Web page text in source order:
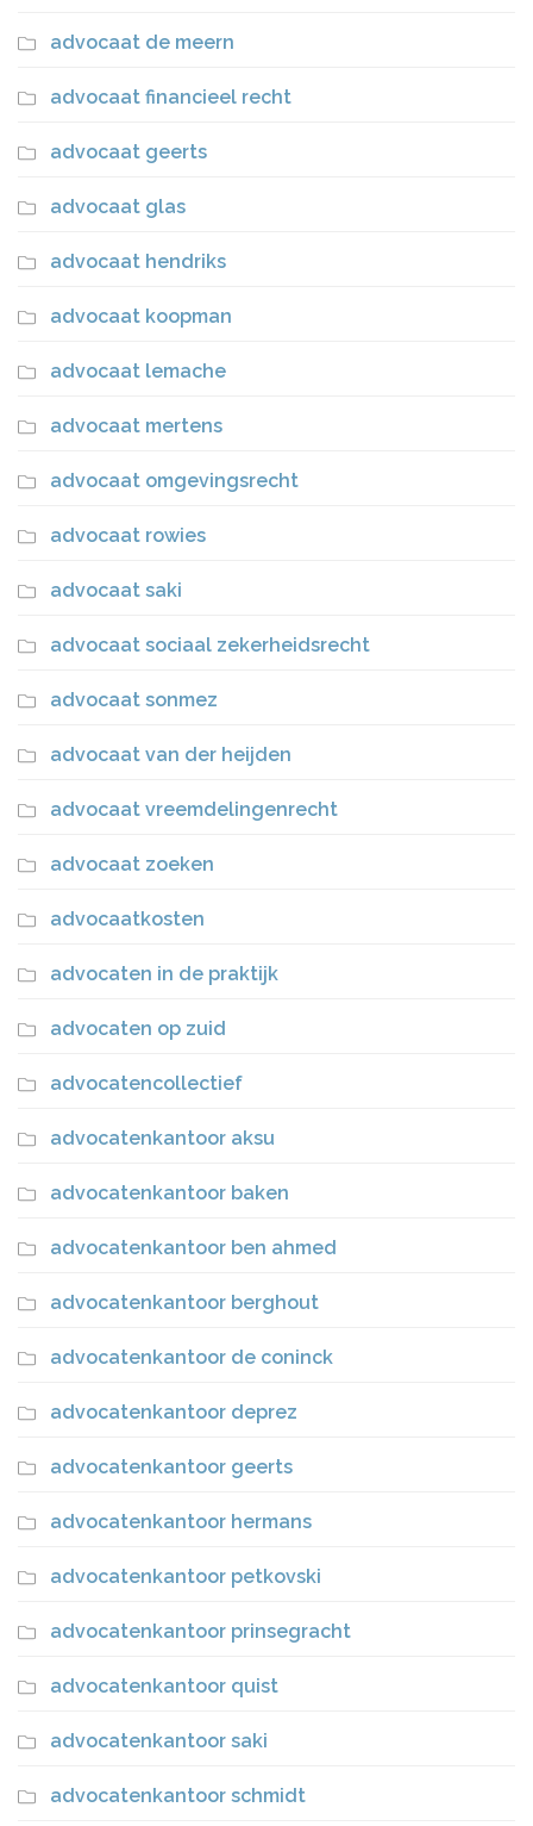
advocaat de meern
advocaat financieel recht
advocaat geerts
advocaat glas
advocaat hendriks
advocaat koopman
advocaat lemache
advocaat mertens
advocaat omgevingsrecht
advocaat rowies
advocaat saki
advocaat sociaal zekerheidsrecht
advocaat sonmez
advocaat van der heijden
advocaat vreemdelingenrecht
advocaat zoeken
advocaatkosten
advocaten in de praktijk
advocaten op zuid
advocatencollectief
advocatenkantoor aksu
advocatenkantoor baken
advocatenkantoor ben ahmed
advocatenkantoor berghout
advocatenkantoor de coninck
advocatenkantoor deprez
advocatenkantoor geerts
advocatenkantoor hermans
advocatenkantoor petkovski
advocatenkantoor prinsegracht
advocatenkantoor quist
advocatenkantoor saki
advocatenkantoor schmidt